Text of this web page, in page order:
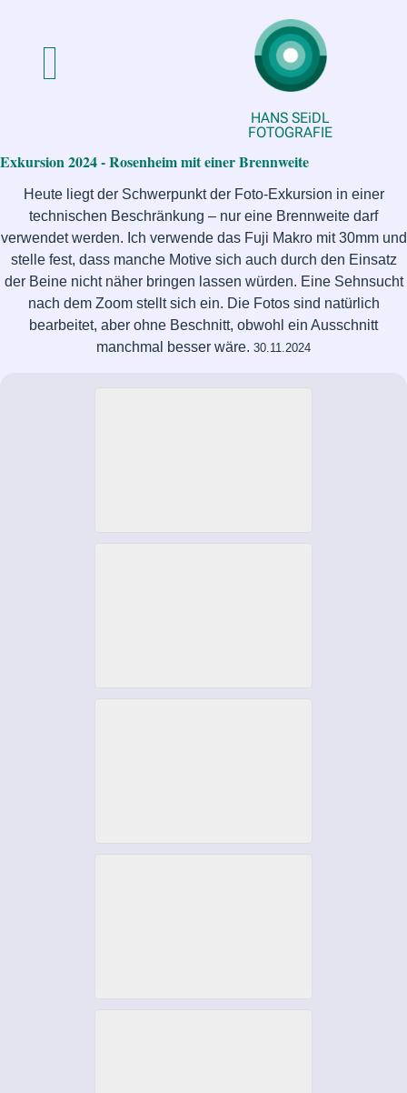
HANS SEiDL
FOTOGRAFIE
Exkursion 2024 - Rosenheim mit einer Brennweite
Heute liegt der Schwerpunkt der Foto-Exkursion in einer
technischen Beschränkung – nur eine Brennweite darf
verwendet werden. Ich verwende das Fuji Makro mit 30mm und
stelle fest, dass manche Motive sich auch durch den Einsatz
der Beine nicht näher bringen lassen würden. Eine Sehnsucht
nach dem Zoom stellt sich ein. Die Fotos sind natürlich
bearbeitet, aber ohne Beschnitt, obwohl ein Ausschnitt
manchmal besser wäre. 30.11.2024